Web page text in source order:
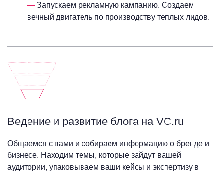
Запускаем рекламную кампанию. Создаем
вечный двигатель по производству теплых лидов.
Ведение и развитие блога на VC.ru
Общаемся с вами и собираем информацию о бренде и
бизнесе. Находим темы, которые зайдут вашей
аудитории, упаковываем ваши кейсы и экспертизу в